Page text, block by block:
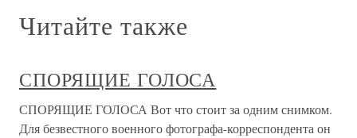
Читайте также
СПОРЯЩИЕ ГОЛОСА
СПОРЯЩИЕ ГОЛОСА Вот что стоит за одним снимком.
Для безвестного военного фотографа-корреспондента он